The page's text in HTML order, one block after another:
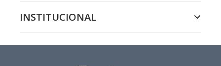
INSTITUCIONAL